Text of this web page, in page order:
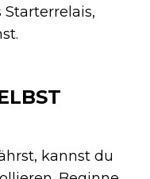
kannst du